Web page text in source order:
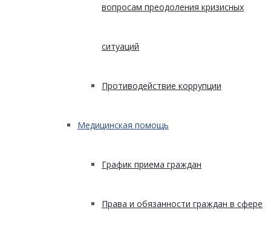
вопросам преодоления кризисных
ситуаций
Противодействие коррупции
Медицинская помощь
График приема граждан
Права и обязанности граждан в сфере